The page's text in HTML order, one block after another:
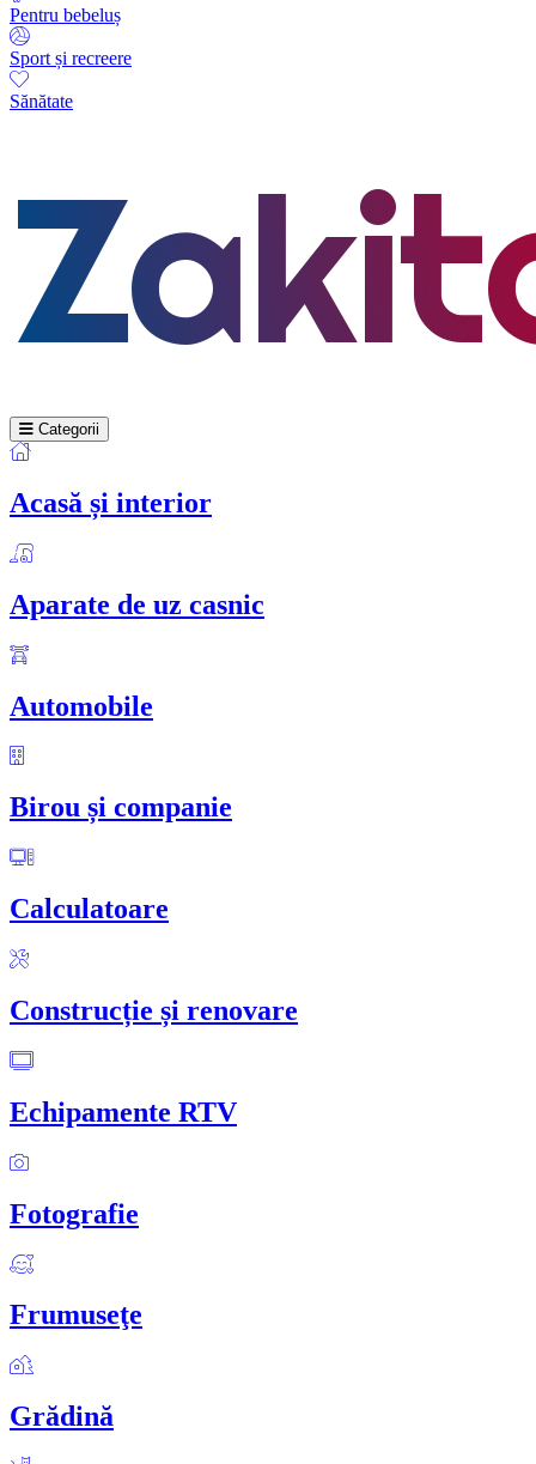
Pentru bebeluș
Sport și recreere
Sănătate
Categorii
Acasă și interior
Aparate de uz casnic
Automobile
Birou și companie
Calculatoare
Construcție și renovare
Echipamente RTV
Fotografie
Frumuseţe
Grădină